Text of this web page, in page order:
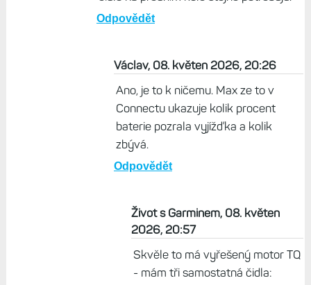
Odpovědět
Václav, 08. květen 2026, 20:26
Ano, je to k ničemu. Max ze to v
Connectu ukazuje kolik procent
baterie pozrala vyjížďka a kolik
zbývá.
Odpovědět
Život s Garminem, 08. květen
2026, 20:57
Skvěle to má vyřešený motor TQ
- mám tři samostatná čidla: